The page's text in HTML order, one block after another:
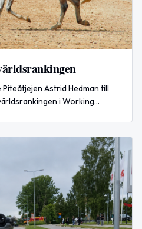
Astrid Hedman till
i Working